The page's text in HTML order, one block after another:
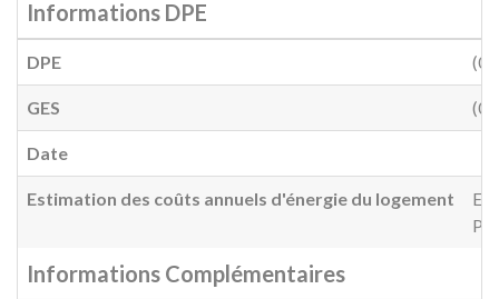
Informations DPE
DPE (0)
GES (0)
Date
Estimation des coûts annuels d'énergie du logement
Informations Complémentaires